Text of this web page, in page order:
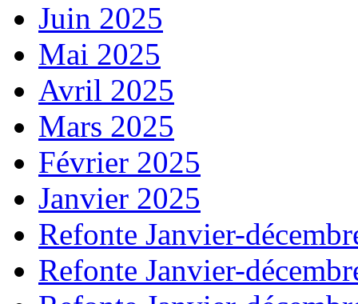
Juin 2025
Mai 2025
Avril 2025
Mars 2025
Février 2025
Janvier 2025
Refonte Janvier-
Refonte Janvier-